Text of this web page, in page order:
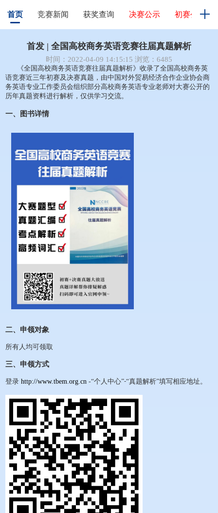
首页 竞赛新闻 获奖查询 决赛公示 初赛公示
首发 | 全国高校商务英语竞赛往届真题解析
时间：2022-04-09 14:15:15 浏览：6485
《全国高校商务英语竞赛往届真题解析》收录了全国高校商务英
语竞赛近三年初赛及决赛真题，由中国对外贸易经济合作企业协会商
务英语专业工作委员会组织部分高校商务英语专业老师对大赛公开的
历年真题资料进行解析，仅供学习交流。
一、图书详情
二、申领对象
所有人均可领取
三、申领方式
登录http://www.tbem.org.cn -“个人中心”-“真题解析”填写相应地址。